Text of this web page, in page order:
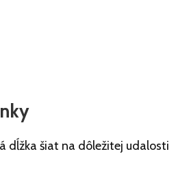
dĺžka šiat na dôležitej udalosti